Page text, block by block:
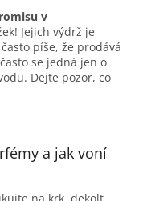
v
Jejich výdrž je
píše, že prodává
se jedná jen o
Dejte pozor, co
a jak voní